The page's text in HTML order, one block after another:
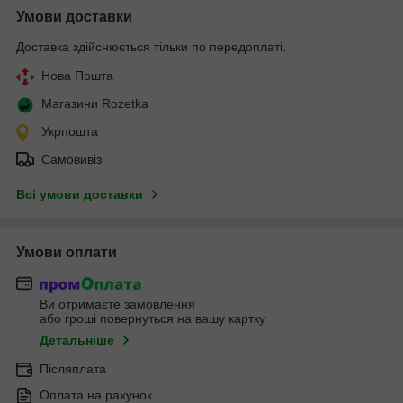
Умови доставки
Доставка здійснюється тільки по передоплаті.
Нова Пошта
Магазини Rozetka
Укрпошта
Самовивіз
Всі умови доставки
Умови оплати
Ви отримаєте замовлення
або гроші повернуться на вашу картку
Детальніше
Післяплата
Оплата на рахунок